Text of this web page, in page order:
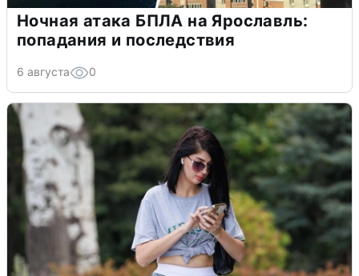
Ночная атака БПЛА на Ярославль:
попадания и последствия
6 августа 0